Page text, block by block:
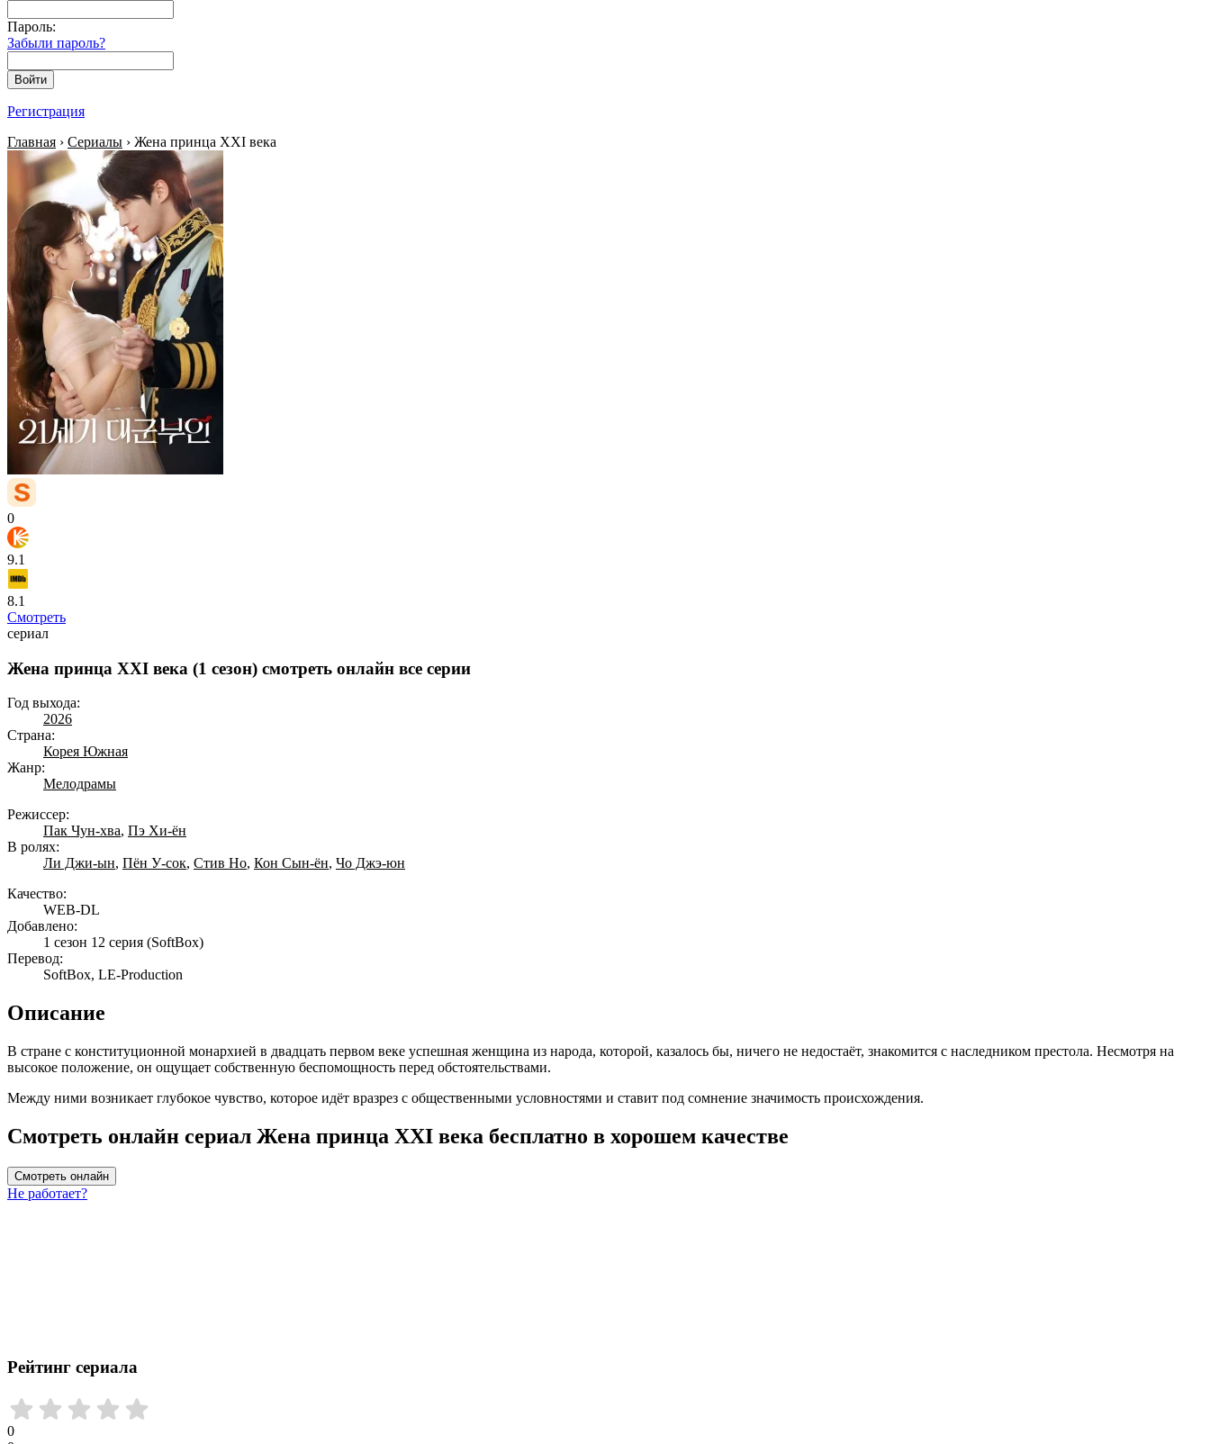
Пароль:
Забыли пароль?
Войти
Регистрация
Главная › Сериалы › Жена принца XXI века
0
9.1
8.1
Смотреть
сериал
Жена принца XXI века (1 сезон) смотреть онлайн все серии
Год выхода:
2026
Страна:
Корея Южная
Жанр:
Мелодрамы
Режиссер:
Пак Чун-хва, Пэ Хи-ён
В ролях:
Ли Джи-ын, Пён У-сок, Стив Но, Кон Сын-ён, Чо Джэ-юн
Качество:
WEB-DL
Добавлено:
1 сезон 12 серия (SoftBox)
Перевод:
SoftBox, LE-Production
Описание
В стране с конституционной монархией в двадцать первом веке успешная женщина из народа, которой, казалось бы, ничего не недостаёт, знакомится с наследником престола. Несмотря на
высокое положение, он ощущает собственную беспомощность перед обстоятельствами.
Между ними возникает глубокое чувство, которое идёт вразрез с общественными условностями и ставит под сомнение значимость происхождения.
Смотреть онлайн сериал Жена принца XXI века бесплатно в хорошем качестве
Смотреть онлайн
Не работает?
Рейтинг сериала
0